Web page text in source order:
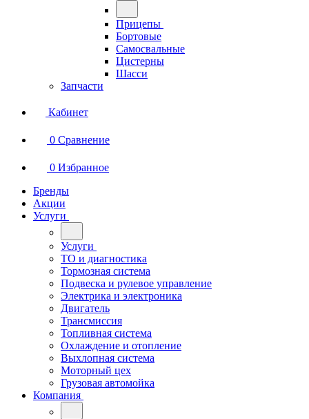
Прицепы
Бортовые
Самосвальные
Цистерны
Шасси
Запчасти
Кабинет
0 Сравнение
0 Избранное
Бренды
Акции
Услуги
Услуги
ТО и диагностика
Тормозная система
Подвеска и рулевое управление
Электрика и электроника
Двигатель
Трансмиссия
Топливная система
Охлаждение и отопление
Выхлопная система
Моторный цех
Грузовая автомойка
Компания